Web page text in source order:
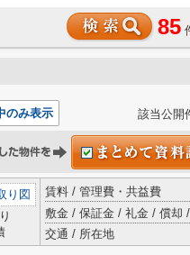
85
のみ表示 該当公開
り図
賃料 / 管理費・共益費
敷金 / 保証金 / 礼金 / 償却 /
交通 / 所在地